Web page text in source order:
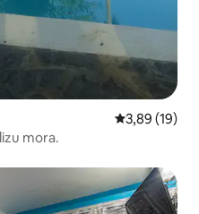
Prosječna
3,89 (19)
mora.